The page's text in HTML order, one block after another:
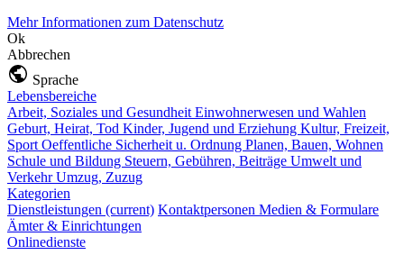
Mehr Informationen zum Datenschutz
Ok
Abbrechen
Sprache
Lebensbereiche
Arbeit, Soziales und Gesundheit Einwohnerwesen und Wahlen
Geburt, Heirat, Tod Kinder, Jugend und Erziehung Kultur, Freizeit,
Sport Oeffentliche Sicherheit u. Ordnung Planen, Bauen, Wohnen
Schule und Bildung Steuern, Gebühren, Beiträge Umwelt und
VerkehrUmzug, Zuzug
Kategorien
Dienstleistungen (current) Kontaktpersonen Medien & Formulare
Ämter & Einrichtungen
Onlinedienste